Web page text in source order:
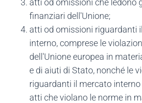
atti od omissioni che ledono
finanziari dell'Unione;
atti od omissioni riguardanti
interno, comprese le
dell'Unione europea in
e di aiuti di Stato, nonché le
riguardanti il mercato
atti che violano le norme in